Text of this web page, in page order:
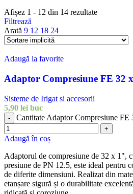
Afișez 1 - 12 din 14 rezultate
Filtrează
Arată 9 12 18 24
Adaugă la favorite
Adaptor Compresiune FE 32
Sisteme de Irigat si accesorii
5,90 lei buc
- Cantitate Adaptor Compresiune
+
Adaugă în coș
Adaptorul de compresiune de 32 x 1",
presiune de PN 12.5, este ideal pentru
de diferite dimensiuni. Realizat din
etanșare sigură și o durabilitate